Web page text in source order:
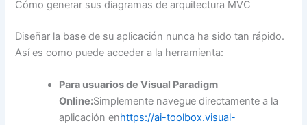
Cómo generar sus diagramas de arquitectura MVC
Diseñar la base de su aplicación nunca ha sido tan rápido.
Así es como puede acceder a la herramienta:
Para usuarios de Visual Paradigm
Online:Simplemente navegue directamente a la
aplicación enhttps://ai-toolbox.visual-